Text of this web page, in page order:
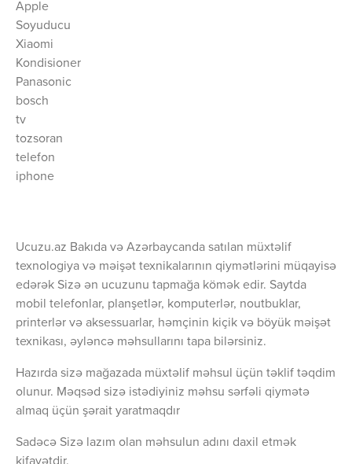
Apple
Soyuducu
Xiaomi
Kondisioner
Panasonic
bosch
tv
tozsoran
telefon
iphone
Ucuzu.az Bakıda və Azərbaycanda satılan müxtəlif
texnologiya və məişət texnikalarının qiymətlərini müqayisə
edərək Sizə ən ucuzunu tapmağa kömək edir. Saytda
mobil telefonlar, planşetlər, komputerlər, noutbuklar,
printerlər və aksessuarlar, həmçinin kiçik və böyük məişət
texnikası, əyləncə məhsullarını tapa bilərsiniz.
Hazırda sizə mağazada müxtəlif məhsul üçün təklif təqdim
olunur. Məqsəd sizə istədiyiniz məhsu sərfəli qiymətə
almaq üçün şərait yaratmaqdır
Sadəcə Sizə lazım olan məhsulun adını daxil etmək